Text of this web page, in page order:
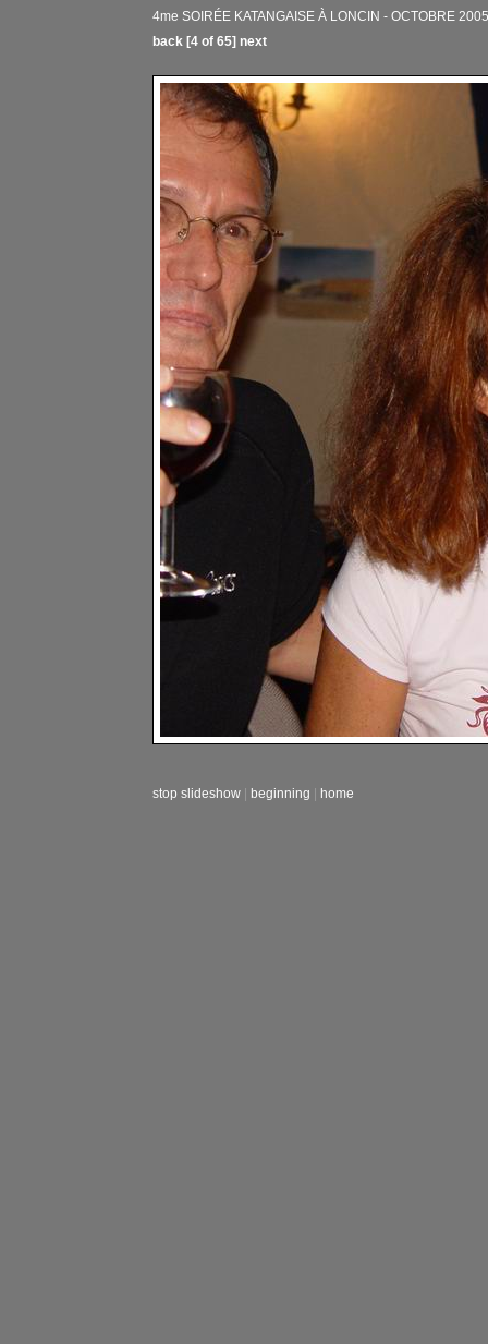
4me SOIRÉE KATANGAISE À LONCIN - OCTOBRE
back [4 of 65] next
stop slideshow beginning home